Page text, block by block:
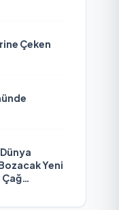
Çeken
Yeni